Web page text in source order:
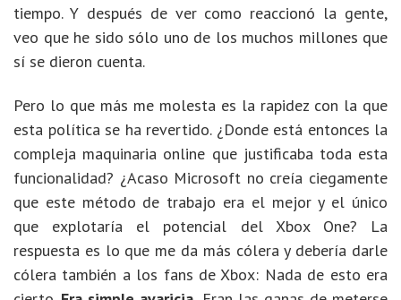
tiempo. Y después de ver como reaccionó la gente,
veo que he sido sólo uno de los muchos millones que
sí se dieron cuenta.
Pero lo que más me molesta es la rapidez con la que
esta política se ha revertido. ¿Donde está entonces la
compleja maquinaria online que justificaba toda esta
funcionalidad? ¿Acaso Microsoft no creía ciegamente
que este método de trabajo era el mejor y el único
que explotaría el potencial del Xbox One? La
respuesta es lo que me da más cólera y debería darle
cólera también a los fans de Xbox: Nada de esto era